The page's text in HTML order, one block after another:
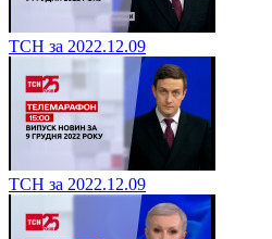
ТСН за 2022.12.09
ТСН за 2022.12.09